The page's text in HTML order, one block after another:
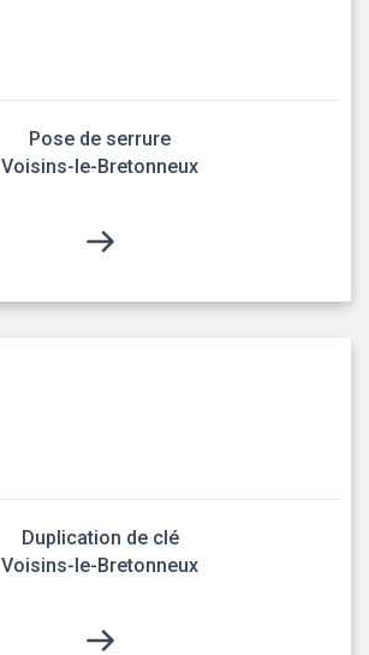
Pose de serrure
Voisins-le-Bretonneux
Duplication de clé
Voisins-le-Bretonneux